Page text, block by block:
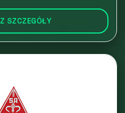
SZCZEGÓŁY